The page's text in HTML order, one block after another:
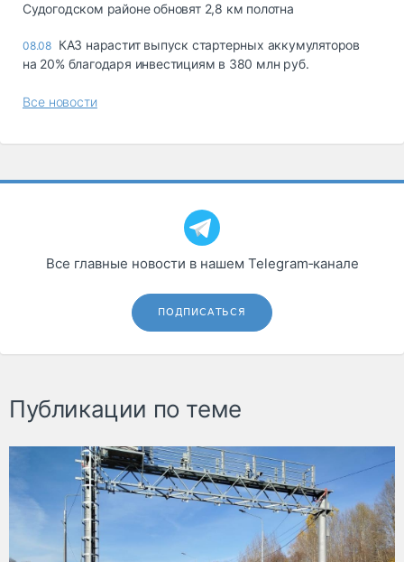
Судогодском районе обновят 2,8 км полотна
08.08 КАЗ нарастит выпуск стартерных аккумуляторов
на 20% благодаря инвестициям в 380 млн руб.
Все новости
Все главные новости в нашем Telegram‑канале
ПОДПИСАТЬСЯ
Публикации по теме